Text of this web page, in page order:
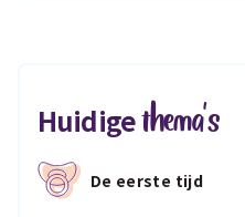
Huidigethema's
De eerste tijd